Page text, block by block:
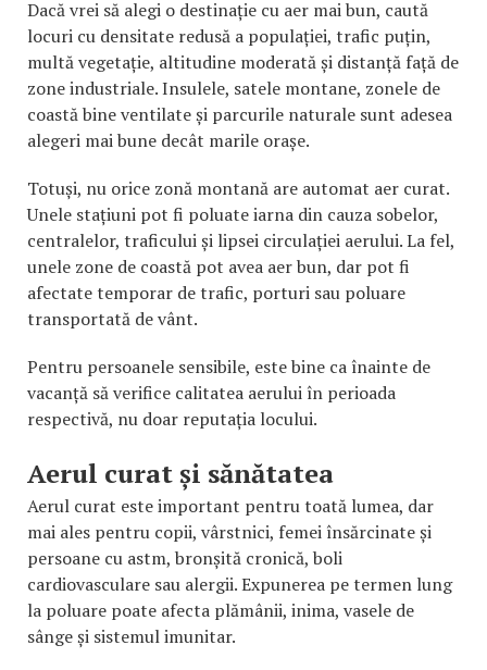
Dacă vrei să alegi o destinație cu aer mai bun, caută
locuri cu densitate redusă a populației, trafic puțin,
multă vegetație, altitudine moderată și distanță față de
zone industriale. Insulele, satele montane, zonele de
coastă bine ventilate și parcurile naturale sunt adesea
alegeri mai bune decât marile orașe.
Totuși, nu orice zonă montană are automat aer curat.
Unele stațiuni pot fi poluate iarna din cauza sobelor,
centralelor, traficului și lipsei circulației aerului. La fel,
unele zone de coastă pot avea aer bun, dar pot fi
afectate temporar de trafic, porturi sau poluare
transportată de vânt.
Pentru persoanele sensibile, este bine ca înainte de
vacanță să verifice calitatea aerului în perioada
respectivă, nu doar reputația locului.
Aerul curat și sănătatea
Aerul curat este important pentru toată lumea, dar
mai ales pentru copii, vârstnici, femei însărcinate și
persoane cu astm, bronșită cronică, boli
cardiovasculare sau alergii. Expunerea pe termen lung
la poluare poate afecta plămânii, inima, vasele de
sânge și sistemul imunitar.